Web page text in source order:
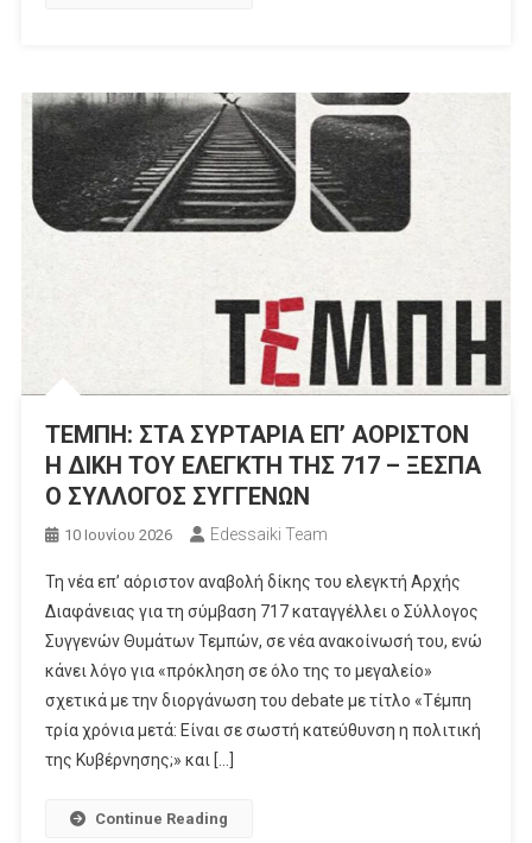
ΤΕΜΠΗ: ΣΤΑ ΣΥΡΤΑΡΙΑ ΕΠ’ ΑΟΡΙΣΤΟΝ
Η ΔΙΚΗ ΤΟΥ ΕΛΕΓΚΤΗ ΤΗΣ 717 – ΞΕΣΠΑ
Ο ΣΥΛΛΟΓΟΣ ΣΥΓΓΕΝΩΝ
10 Ιουνίου 2026 Edessaiki Team
Τη νέα επ’ αόριστον αναβολή δίκης του ελεγκτή Αρχής
Διαφάνειας για τη σύμβαση 717 καταγγέλλει ο Σύλλογος
Συγγενών Θυμάτων Τεμπών, σε νέα ανακοίνωσή του, ενώ
κάνει λόγο για «πρόκληση σε όλο της το μεγαλείο»
σχετικά με την διοργάνωση του debate με τίτλο «Τέμπη
τρία χρόνια μετά: Είναι σε σωστή κατεύθυνση η πολιτική
της Κυβέρνησης;» και […]
Continue Reading